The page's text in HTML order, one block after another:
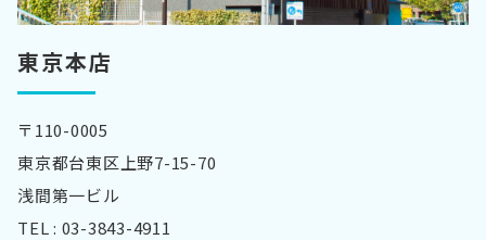
東京本店
〒110-0005
東京都台東区上野7-15-70
浅間第一ビル
TEL : 03-3843-4911